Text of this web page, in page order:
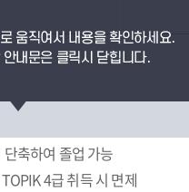
축하여 졸업 가능
4급 취득 시 면제